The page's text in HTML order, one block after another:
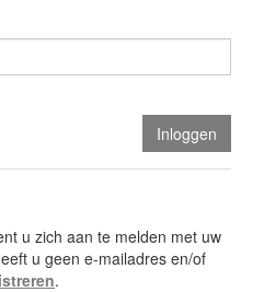
u zich aan te melden met uw
u geen e-mailadres en/of
.